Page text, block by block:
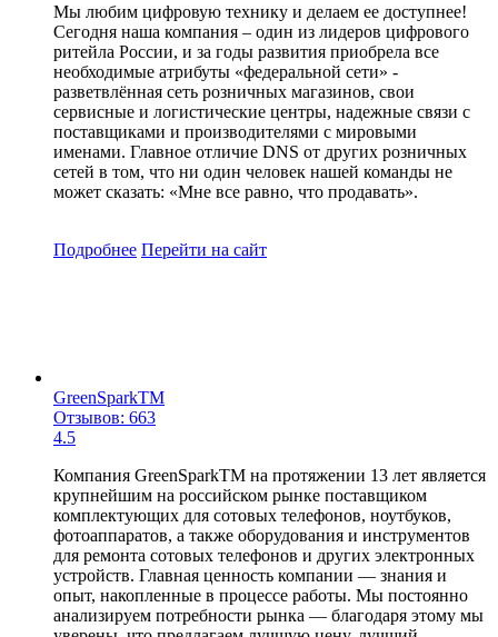
Мы любим цифровую технику и делаем ее доступнее!
Сегодня наша компания – один из лидеров цифрового
ритейла России, и за годы развития приобрела все
необходимые атрибуты «федеральной сети» -
разветвлённая сеть розничных магазинов, свои
сервисные и логистические центры, надежные связи с
поставщиками и производителями с мировыми
именами. Главное отличие DNS от других розничных
сетей в том, что ни один человек нашей команды не
может сказать: «Мне все равно, что продавать».
Подробнее Перейти на сайт
GreenSparkTM
Отзывов: 663
4.5
Компания GreenSparkTM на протяжении 13 лет является
крупнейшим на российском рынке поставщиком
комплектующих для сотовых телефонов, ноутбуков,
фотоаппаратов, а также оборудования и инструментов
для ремонта сотовых телефонов и других электронных
устройств. Главная ценность компании — знания и
опыт, накопленные в процессе работы. Мы постоянно
анализируем потребности рынка — благодаря этому мы